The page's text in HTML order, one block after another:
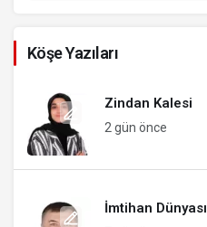
Köşe Yazıları
Zindan Kalesi
2 gün önce
İmtihan Dünyası